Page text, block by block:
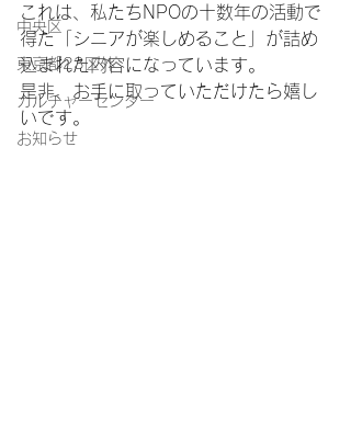
中央区
東京都23区外
カルチャーセンター
お知らせ
これは、私たちNPOの十数年の活動で
得た「シニアが楽しめること」が詰め
込まれた内容になっています。
是非、お手に取っていただけたら嬉し
いです。